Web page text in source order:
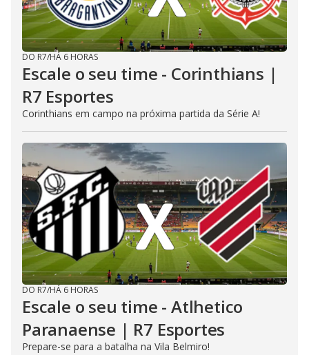
DO R7/HÁ 6 HORAS
Escale o seu time - Corinthians |
R7 Esportes
Corinthians em campo na próxima partida da Série A!
DO R7/HÁ 6 HORAS
Escale o seu time - Atlhetico
Paranaense | R7 Esportes
Prepare-se para a batalha na Vila Belmiro!